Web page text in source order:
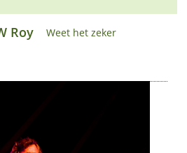
Roy Weet het zeker